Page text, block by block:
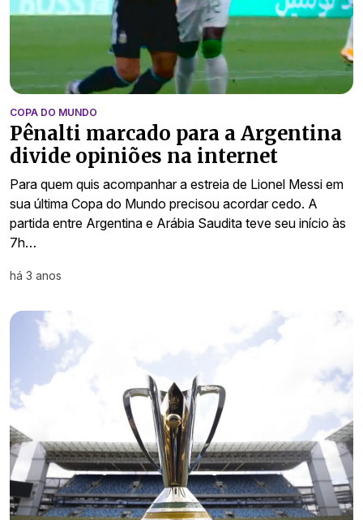
COPA DO MUNDO
Pênalti marcado para a Argentina
divide opiniões na internet
Para quem quis acompanhar a estreia de Lionel Messi em
sua última Copa do Mundo precisou acordar cedo. A
partida entre Argentina e Arábia Saudita teve seu início às
7h…
há 3 anos